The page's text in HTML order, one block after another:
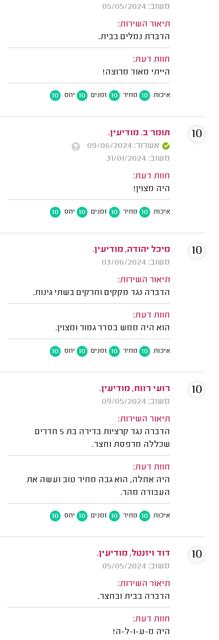
משוב: 05/05/2024
תיאור השירות:
הדברת נמלים בבית.
חוות דעת:
הייתי מאוד מרוצה!
איכות 10 מחיר 10 זמנים 10 יחס 10
תומר ב. מודיעין.
אשרור: 09/06/2024
משוב: 31/01/2024
חוות דעת:
היה מצוין!
איכות 10 מחיר 10 זמנים 10 יחס 10
10
מיכל יהודה, מודיעין.
משוב: 03/06/2024
תיאור השירות:
הדברה נגד מקקים וחרקים בשתי גינות.
חוות דעת:
הוא היה ממש בסדר גמור ומצוין.
איכות 10 מחיר 10 זמנים 10 יחס 10
10
רועי רווח, מודיעין.
משוב: 09/05/2024
תיאור השירות:
הדברה נגד קרציות בדירה בת 5 חדרים
שכללה מרפסת וחצר.
חוות דעת:
היה אחלה, הוא גבה מחיר טוב ועשה את
העבודה מהר.
איכות 10 מחיר 10 זמנים 10 יחס 10
10
דוד ויזנטל, מודיעין.
משוב: 05/05/2024
תיאור השירות:
הדברה בבית ובחצר.
חוות דעת:
היה מ-ע-ו-ל-ה!
10